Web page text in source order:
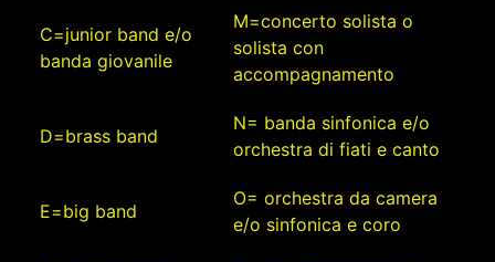
C=junior band e/o
banda giovanile
M=concerto solista o
solista con
accompagnamento
D=brass band
N= banda sinfonica e/o
orchestra di fiati e canto
E=big band
O= orchestra da camera
e/o sinfonica e coro